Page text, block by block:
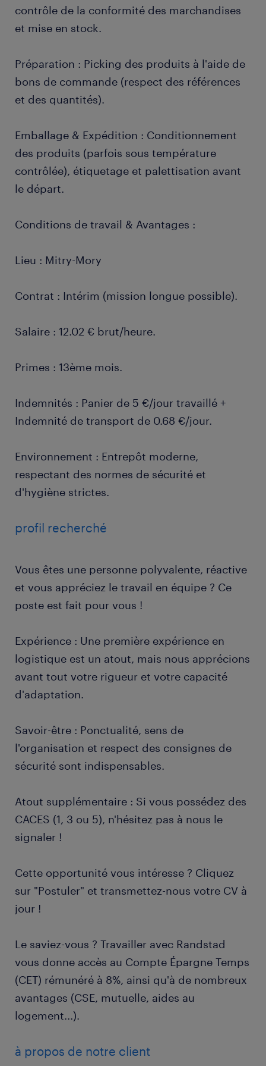
contrôle de la conformité des marchandises
et mise en stock.
Préparation : Picking des produits à l'aide de
bons de commande (respect des références
et des quantités).
Emballage & Expédition : Conditionnement
des produits (parfois sous température
contrôlée), étiquetage et palettisation avant
le départ.
Conditions de travail & Avantages :
Lieu : Mitry-Mory
Contrat : Intérim (mission longue possible).
Salaire : 12.02 € brut/heure.
Primes : 13ème mois.
Indemnités : Panier de 5 €/jour travaillé +
Indemnité de transport de 0.68 €/jour.
Environnement : Entrepôt moderne,
respectant des normes de sécurité et
d'hygiène strictes.
profil recherché
Vous êtes une personne polyvalente, réactive
et vous appréciez le travail en équipe ? Ce
poste est fait pour vous !
Expérience : Une première expérience en
logistique est un atout, mais nous apprécions
avant tout votre rigueur et votre capacité
d'adaptation.
Savoir-être : Ponctualité, sens de
l'organisation et respect des consignes de
sécurité sont indispensables.
Atout supplémentaire : Si vous possédez des
CACES (1, 3 ou 5), n'hésitez pas à nous le
signaler !
Cette opportunité vous intéresse ? Cliquez
sur "Postuler" et transmettez-nous votre CV à
jour !
Le saviez-vous ? Travailler avec Randstad
vous donne accès au Compte Épargne Temps
(CET) rémunéré à 8%, ainsi qu'à de nombreux
avantages (CSE, mutuelle, aides au
logement...).
à propos de notre client